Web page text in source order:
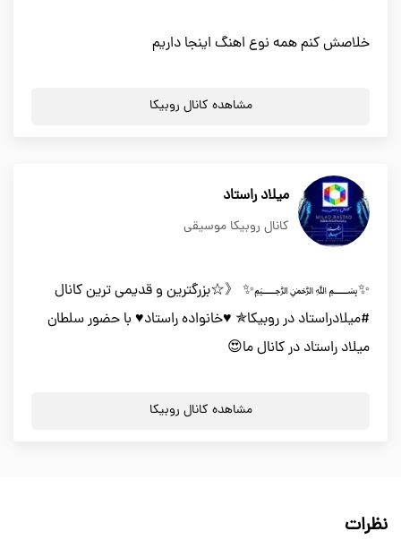
خلاصش کنم همه نوع اهنگ اینجا داریم
مشاهده کانال روبیکا
میلاد راستاد
کانال روبیکا موسیقی
✨﷽✨ 《☆بزرگترین و قدیمی ترین کانال
#میلادراستاد در روبیکا✯ ♥️خانواده راستاد♥️ با حضور سلطان
میلاد راستاد در کانال ما😍
مشاهده کانال روبیکا
نظرات